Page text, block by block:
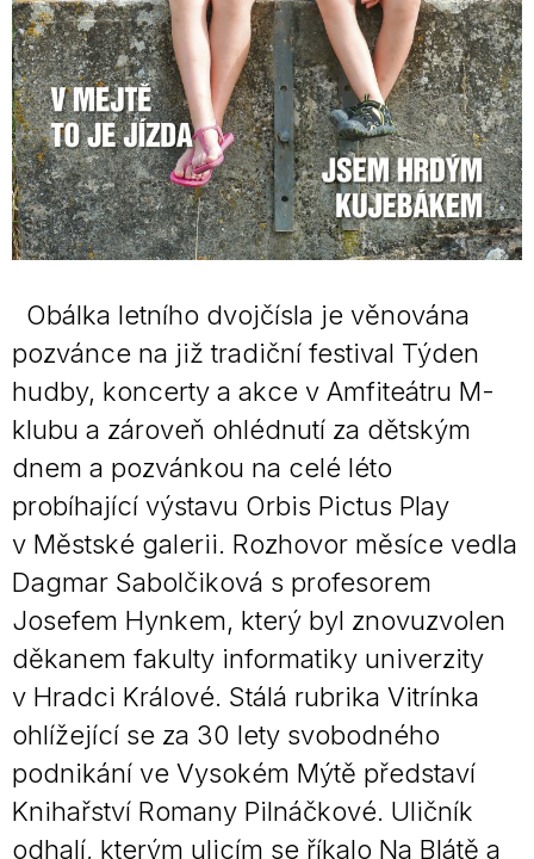
Obálka letního dvojčísla je věnována
pozvánce na již tradiční festival Týden
hudby, koncerty a akce v Amfiteátru M-
klubu a zároveň ohlédnutí za dětským
dnem a pozvánkou na celé léto
probíhající výstavu Orbis Pictus Play
v Městské galerii. Rozhovor měsíce vedla
Dagmar Sabolčiková s profesorem
Josefem Hynkem, který byl znovuzvolen
děkanem fakulty informatiky univerzity
v Hradci Králové. Stálá rubrika Vitrínka
ohlížející se za 30 lety svobodného
podnikání ve Vysokém Mýtě představí
Knihařství Romany Pilnáčkové. Uličník
odhalí, kterým ulicím se říkalo Na Blátě a